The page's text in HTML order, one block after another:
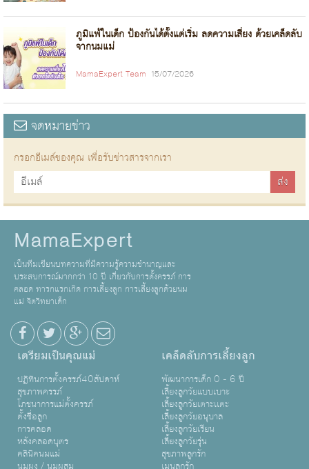
ภูมิแพ้ในเด็ก ป้องกันได้ตั้งแต่เริ่ม ลดความเสี่ยง ด้วยเคล็ดลับ
จากนมแม่
MamaExpert Team 15/07/2026
จดหมายข่าว
กรอกอีเมล์ของคุณ เพื่อรับข่าวสารจากเรา
MamaExpert
เป็นทีมเขียนบทความที่มีความรู้ความชำนาญและ
ประสบการณ์มากกว่า 10 ปี เกี่ยวกับการตั้งครรภ์ การ
คลอด ทารกแรกเกิด การเลี้ยงลูก การเลี้ยงลูกด้วยนม
แม่ จิตวิทยาเด็ก
เตรียมเป็นคุณแม่
ปฏิทินการตั้งครรภ์40สัปดาห์
สุขภาพครรภ์
โภชนาการแม่ตั้งครรภ์
ตั้งชื่อลูก
การคลอด
หลังคลอดบุตร
คลินิคนมแม่
เคล็ดลับการเลี้ยงลูก
พัฒนาการเด็ก 0 - 6 ปี
เลี้ยงลูกวัยแบบเบาะ
เลี้ยงลูกวัยเตาะเเตะ
เลี้ยงลูกวัยอนุบาล
เลี้ยงลูกวัยเรียน
เลี้ยงลูกวัยรุ่น
สุขภาพลูกรัก